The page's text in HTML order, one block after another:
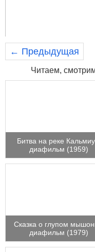
← Предыдущая
Читаем,
Битва на реке
диафильм (1959)
Сказка о глупом
диафильм (1979)